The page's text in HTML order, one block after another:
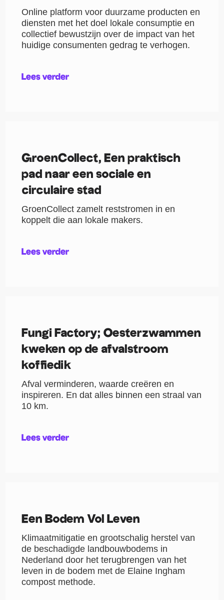
Online platform voor duurzame producten en
diensten met het doel lokale consumptie en
collectief bewustzijn over de impact van het
huidige consumenten gedrag te verhogen.
Lees verder
GroenCollect, Een praktisch
pad naar een sociale en
circulaire stad
GroenCollect zamelt reststromen in en
koppelt die aan lokale makers.
Lees verder
Fungi Factory; Oesterzwammen
kweken op de afvalstroom
koffiedik
Afval verminderen, waarde creëren en
inspireren. En dat alles binnen een straal van
10 km.
Lees verder
Een Bodem Vol Leven
Klimaatmitigatie en grootschalig herstel van
de beschadigde landbouwbodems in
Nederland door het terugbrengen van het
leven in de bodem met de Elaine Ingham
compost methode.